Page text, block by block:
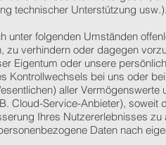
technischer Unterstützung usw.).
unter folgenden Umständen
zu verhindern oder dagegen
Eigentum oder unsere
Kontrollwechsels bei uns oder
aller
Cloud-Service-Anbieter),
Ihres Nutzererlebnisses
Daten nach